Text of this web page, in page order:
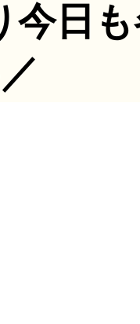
今日